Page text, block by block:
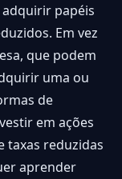
papéis
Em vez
que podem
uma ou
de
em ações
taxas reduzidas
aprender